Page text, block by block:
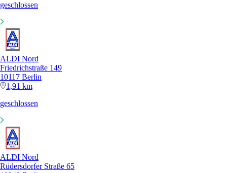
geschlossen
ALDI Nord
Friedrichstraße 149
10117 Berlin
1,91 km
geschlossen
ALDI Nord
Rüdersdorfer Straße 65